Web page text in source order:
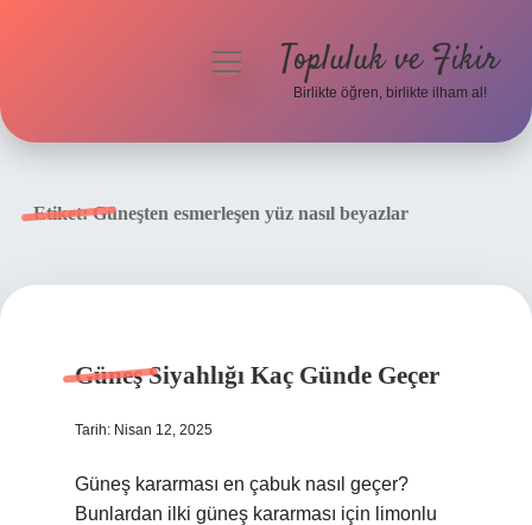
menüyüTopluluk ve Fikir
Birlikte öğren, birlikte ilham al!
Etiket:Güneşten esmerleşen yüz nasıl beyazlar
Güneş Siyahlığı Kaç Günde Geçer
Tarih: Nisan 12, 2025
Güneş kararması en çabuk nasıl geçer?
Bunlardan ilki güneş kararması için limonlu